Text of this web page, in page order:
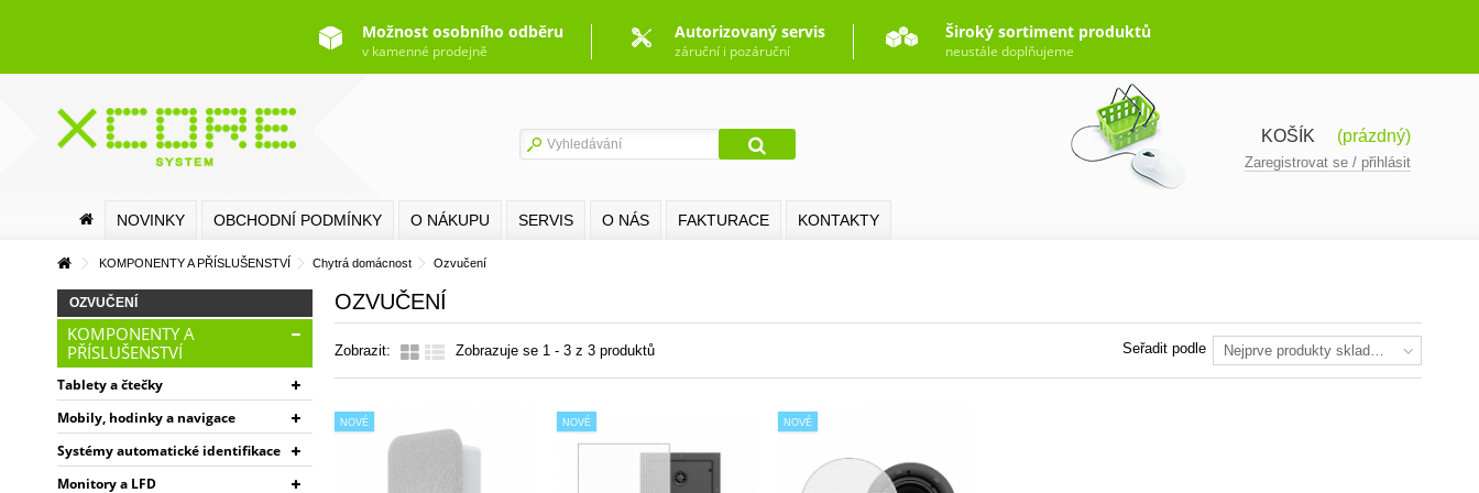
Možnost osobního odběru
v kamenné prodejně
Autorizovaný servis
záruční i pozáruční
Široký sortiment produktů
neustále doplňujeme
KOŠÍK (prázdný)
Zaregistrovat se / přihlásit
NOVINKY OBCHODNÍ PODMÍNKY O NÁKUPU SERVIS O NÁS FAKTURACE KONTAKTY
KOMPONENTY A PŘÍSLUŠENSTVÍ Chytrá domácnost Ozvučení
OZVUČENÍ
Zobrazit: Zobrazuje se 1 - 3 z 3 produktů Seřadit podle Nejprve produkty skladem
NOVÉ NOVÉ NOVÉ
OZVUČENÍ
KOMPONENTY A
PŘÍSLUŠENSTVÍ
Tablety a čtečky
Mobily, hodinky a navigace
Systémy automatické identifikace
Monitory a LFD